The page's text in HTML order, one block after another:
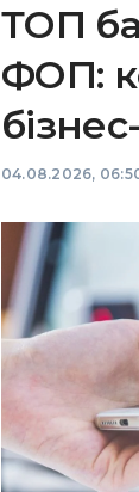
ТОП
ФОП:
04.08.2026,